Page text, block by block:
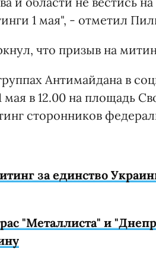
1 мая", - отметил
что призыв на
Антимайдана в
в 12.00 на площадь
сторонников
за единство
"Металлиста" и